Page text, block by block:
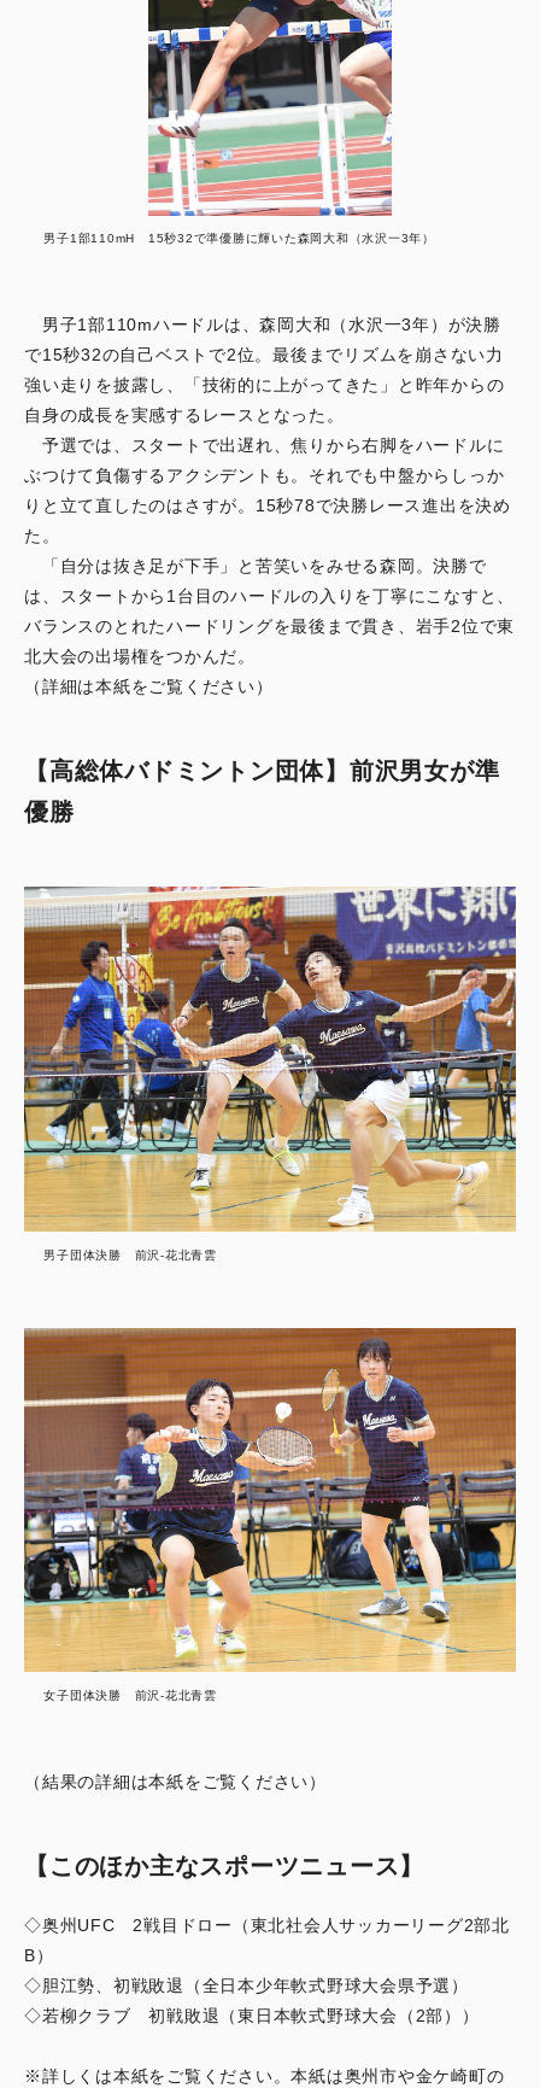
男子1部110mH 15秒32で準優勝に輝いた森岡大和（水沢一3年）
男子1部110mハードルは、森岡大和（水沢一3年）が決勝
で15秒32の自己ベストで2位。最後までリズムを崩さない力
強い走りを披露し、「技術的に上がってきた」と昨年からの
自身の成長を実感するレースとなった。
予選では、スタートで出遅れ、焦りから右脚をハードルに
ぶつけて負傷するアクシデントも。それでも中盤からしっか
りと立て直したのはさすが。15秒78で決勝レース進出を決め
た。
「自分は抜き足が下手」と苦笑いをみせる森岡。決勝で
は、スタートから1台目のハードルの入りを丁寧にこなすと、
バランスのとれたハードリングを最後まで貫き、岩手2位で東
北大会の出場権をつかんだ。
（詳細は本紙をご覧ください）
【高総体バドミントン団体】前沢男女が準
優勝
男子団体決勝 前沢-花北青雲
女子団体決勝 前沢-花北青雲
（結果の詳細は本紙をご覧ください）
【このほか主なスポーツニュース】
◇奥州UFC 2戦目ドロー（東北社会人サッカーリーグ2部北
B）
◇胆江勢、初戦敗退（全日本少年軟式野球大会県予選）
◇若柳クラブ 初戦敗退（東日本軟式野球大会（2部））
※詳しくは本紙をご覧ください。本紙は奥州市や金ケ崎町の